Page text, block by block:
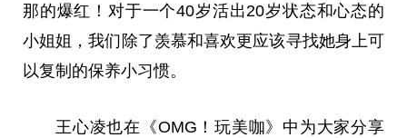
那的爆红！对于一个40岁活出20岁状态和心态的
小姐姐，我们除了羡慕和喜欢更应该寻找她身上可
以复制的保养小习惯。
王心凌也在《OMG！玩美咖》中为大家分享